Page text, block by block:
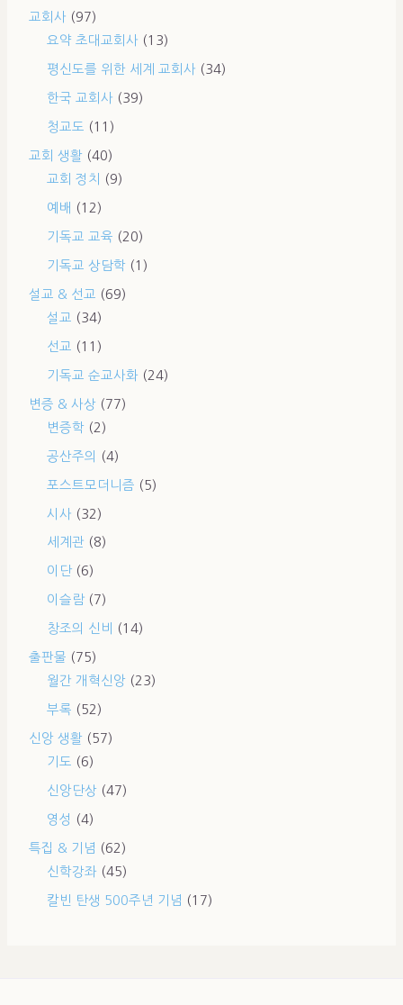
교회사 (97)
요약 초대교회사 (13)
평신도를 위한 세계 교회사 (34)
한국 교회사 (39)
청교도 (11)
교회 생활 (40)
교회 정치
(9)
예배 (12)
기독교 교육 (20)
기독교 상담학 (1)
설교 & 선교 (69)
설교 (34)
선교 (11)
기독교 순교사화 (24)
변증 & 사상 (77)
변증학 (2)
공산주의 (4)
포스트모더니즘 (5)
시사 (32)
세계관 (8)
이단 (6)
이슬람 (7)
창조의 신비 (14)
출판물 (75)
월간 개혁신앙 (23)
부록 (52)
신앙 생활 (57)
기도 (6)
신앙단상 (47)
영성 (4)
특집 & 기념 (62)
신학강좌 (45)
칼빈 탄생 500주년 기념 (17)